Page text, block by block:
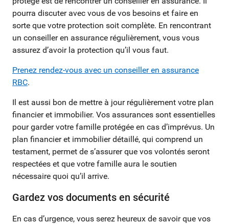
pourra discuter avec vous de vos besoins et faire en
sorte que votre protection soit complète. En rencontrant
un conseiller en assurance régulièrement, vous vous
assurez d’avoir la protection qu’il vous faut.
Prenez rendez-vous avec un conseiller en assurance
RBC.
Il est aussi bon de mettre à jour régulièrement votre plan
financier et immobilier. Vos assurances sont essentielles
pour garder votre famille protégée en cas d’imprévus. Un
plan financier et immobilier détaillé, qui comprend un
testament, permet de s’assurer que vos volontés seront
respectées et que votre famille aura le soutien
nécessaire quoi qu’il arrive.
Gardez vos documents en sécurité
En cas d’urgence, vous serez heureux de savoir que vos